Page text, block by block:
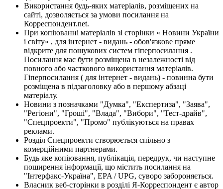
Використання будь-яких матеріалів, розміщених на
сайті, дозволяється за умови посилання на
Корреспондент.net.
При копіюванні матеріалів зі сторінки « Новини України
і світу» , для інтернет - видань - обов'язкове пряме
відкрите для пошукових систем гіперпосилання .
Посилання має бути розміщена в незалежності від
повного або часткового використання матеріалів.
Гіперпосилання ( для інтернет - видань) - повинна бути
розміщена в підзаголовку або в першому абзаці
матеріалу.
Новини з позначками "Думка", "Експертиза", "Заява",
"Регіони", "Гроші", "Влада", "Вибори", "Тест-драйв",
"Спецпроекти", "Промо" публікуються на правах
реклами.
Розділ Спецпроекти створюється спільно з
комерційними партнерами.
Будь яке копіювання, публікація, передрук, чи наступне
поширення інформації, що містить посилання на
"Інтерфакс-Україна", EPA / UPG, суворо забороняється.
Власник веб-сторінки в розділі Я-Корреспондент є автор